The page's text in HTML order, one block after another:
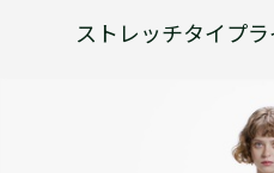
ストレッチタイプ